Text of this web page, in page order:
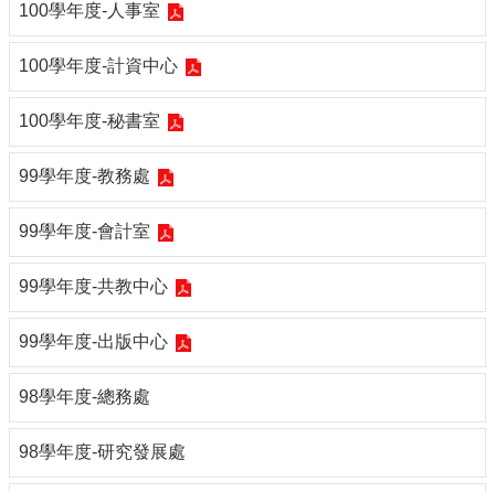
100學年度-人事室
100學年度-計資中心
100學年度-秘書室
99學年度-教務處
99學年度-會計室
99學年度-共教中心
99學年度-出版中心
98學年度-總務處
98學年度-研究發展處